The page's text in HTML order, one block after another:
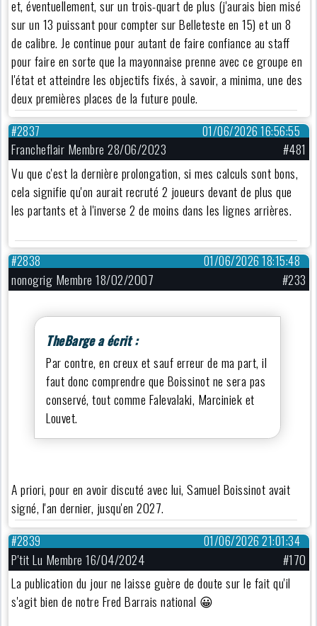
et, éventuellement, sur un trois-quart de plus (j'aurais bien misé
sur un 13 puissant pour compter sur Belleteste en 15) et un 8
de calibre. Je continue pour autant de faire confiance au staff
pour faire en sorte que la mayonnaise prenne avec ce groupe en
l'état et atteindre les objectifs fixés, à savoir, a minima, une des
deux premières places de la future poule.
01/06/2026 16:56:55
#2837
Francheflair Membre 28/06/2023
#481
Vu que c'est la dernière prolongation, si mes calculs sont bons,
cela signifie qu'on aurait recruté 2 joueurs devant de plus que
les partants et à l'inverse 2 de moins dans les lignes arrières.
01/06/2026 18:15:48
#2838
nonogrig Membre 18/02/2007 #233
TheBarge a écrit :
Par contre, en creux et sauf erreur de ma part, il
faut donc comprendre que Boissinot ne sera pas
conservé, tout comme Falevalaki, Marciniek et
Louvet.
A priori, pour en avoir discuté avec lui, Samuel Boissinot avait
signé, l'an dernier, jusqu'en 2027.
01/06/2026 21:01:34
#2839
P'tit Lu Membre 16/04/2024
#170
La publication du jour ne laisse guère de doute sur le fait qu'il
s'agit bien de notre Fred Barrais national 😀